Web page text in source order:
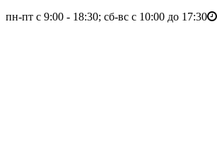
пн-пт с 9:00 - 18:30; сб-вс с 10:00 до 17:30